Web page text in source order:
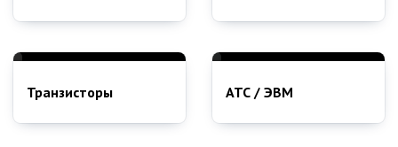
Транзисторы АТС / ЭВМ